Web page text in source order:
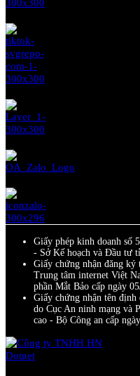
Giấy phép kinh doanh số
- Sở Kế hoạch và Đầu tư
Giấy chứng nhận đăng
Trung tâm internet Việt
phần Mắt Bảo cấp ngày
Giấy chứng nhận tên
do Cục An ninh mạng và
cao - Bộ Công an cấp